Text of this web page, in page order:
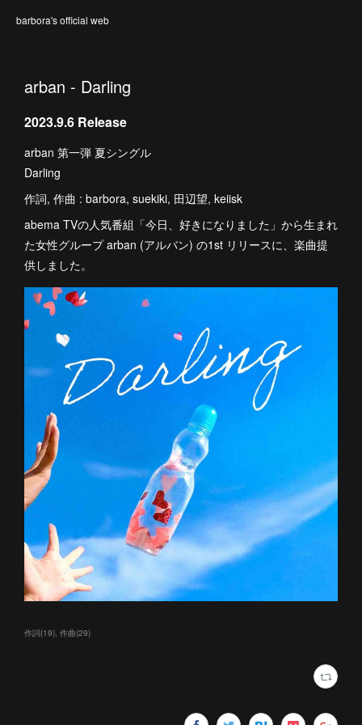
barbora's official web
arban - Darling
2023.9.6 Release
arban 第一弾 夏シングル
Darling
作詞, 作曲 : barbora, suekiki, 田辺望, keiisk
abema TVの人気番組「今日、好きになりました」から生まれ
た女性グループ arban (アルバン) の1st リリースに、楽曲提
供しました。
作詞(19) 作曲(29)